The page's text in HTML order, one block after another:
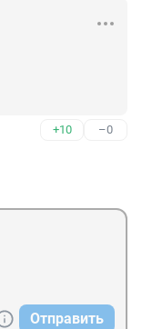
+10 –0
Отправить